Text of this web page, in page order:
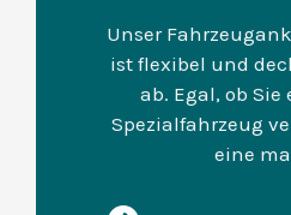
Unser
ist flexibel und
ab. Egal, ob
Spezialfahrzeug
eine